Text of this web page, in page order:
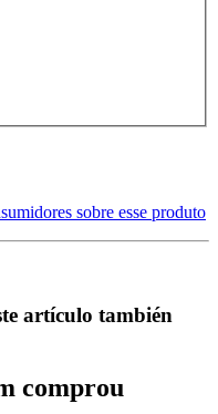
sobre esse produto
artículo también
comprou